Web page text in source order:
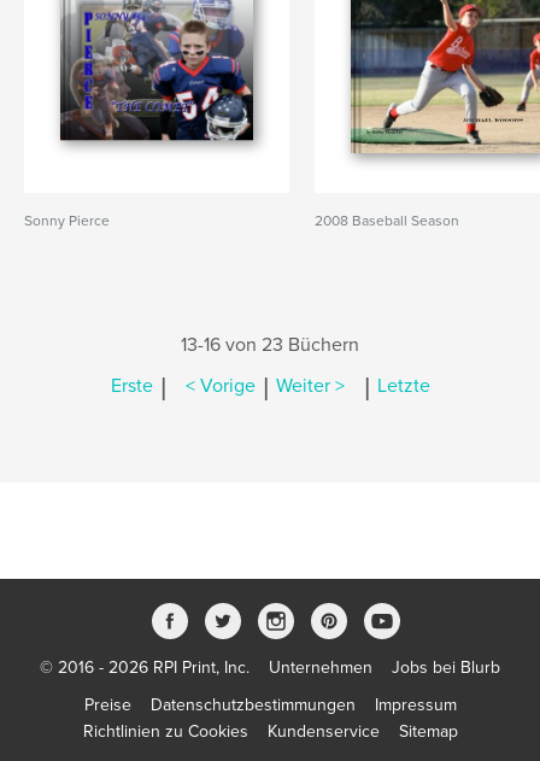
Sonny Pierce 2008 Baseball Season
13-16 von 23 Büchern
Erste | < Vorige | Weiter > | Letzte
© 2016 - 2026 RPI Print, Inc. Unternehmen
Jobs bei Blurb
Preise
Datenschutzbestimmungen
Impressum
Richtlinien zu Cookies
Kundenservice Sitemap